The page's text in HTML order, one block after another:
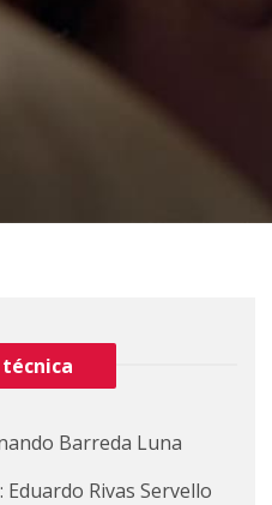
técnica
Barreda Luna
Rivas Servello